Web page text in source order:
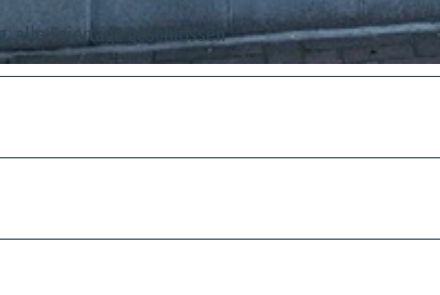
alle Feiertage geschlossen